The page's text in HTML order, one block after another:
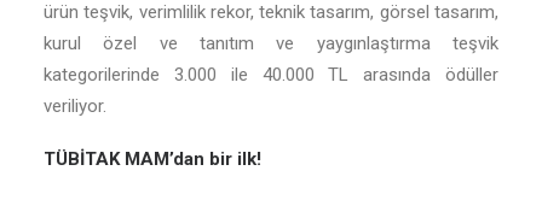
ürün teşvik, verimlilik rekor, teknik tasarım, görsel tasarım,
kurul özel ve tanıtım ve yaygınlaştırma teşvik
kategorilerinde 3.000 ile 40.000 TL arasında ödüller
veriliyor.
TÜBİTAK MAM’dan bir ilk!